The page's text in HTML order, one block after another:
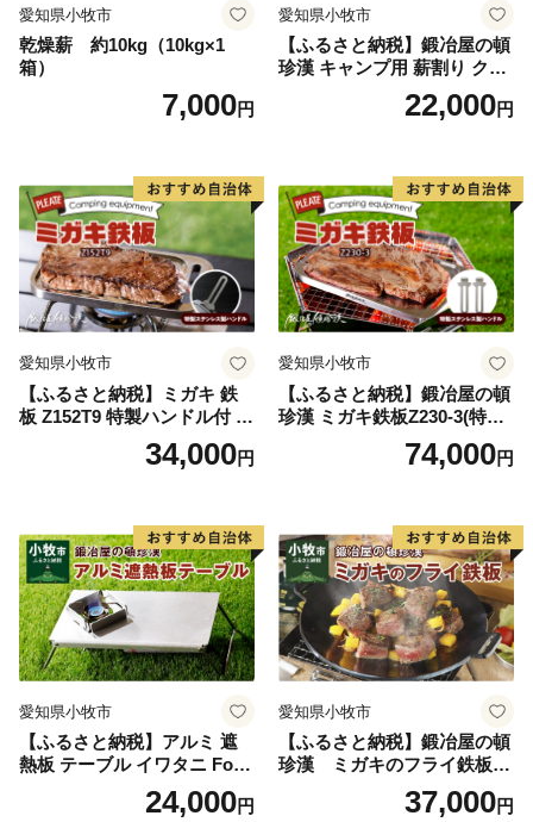
愛知県小牧市
乾燥薪 約10kg（10kg×1
箱）
7,000円
愛知県小牧市
【ふるさと納税】鍛冶屋の頓
珍漢 キャンプ用 薪割り クサ
ビ 簡単に割れる 転びにくい
ソロキャンプ 女性 お子様 黒
り寄せ 愛知県 小牧市 送料無
料
22,000円
愛知県小牧市
【ふるさと納税】ミガキ 鉄
板 Z152T9 特製ハンドル付 鍛
冶屋の頓珍漢 メスティン収
納可能 キャンプ アウトドア
用品 キャンプギア 鉄板料理
日本製 愛知県 送料無料
34,000円
愛知県小牧市
【ふるさと納税】鍛冶屋の頓
珍漢 ミガキ鉄板Z230-3(特製
ハンドル付)キャンプ アウト
ドア BBQ グランピング 極厚
日本製
74,000円
愛知県小牧市
【ふるさと納税】アルミ 遮
熱板 テーブル イワタニ Fore
Winds Micro Camp Stove F
W-MS01専用 折り畳みテーブ
24,000円
愛知県小牧市
【ふるさと納税】鍛冶屋の頓
珍漢 ミガキのフライ鉄板
F220S アウトドア キャンプ
ソロ ソロキャンプ グランピ
37,000円